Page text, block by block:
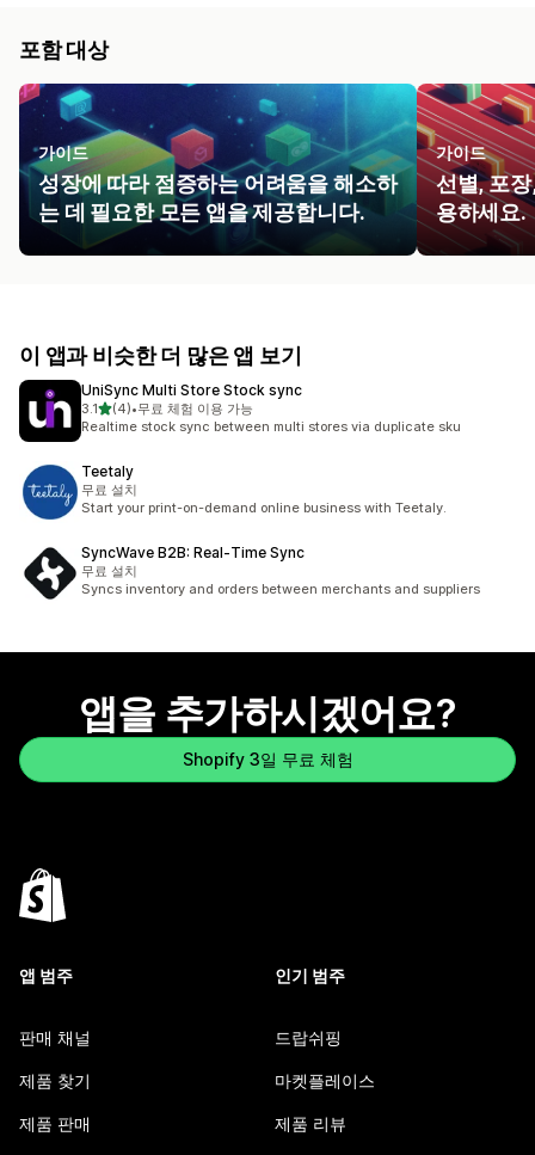
포함 대상
가이드
성장에 따라 점증하는 어려움을 해소하
는 데 필요한 모든 앱을 제공합니다.
가이드
선별, 포
용하세요.
이 앱과 비슷한 더 많은 앱 보기
UniSync Multi Store Stock sync
3.1별 5개 중
(4)
총 리뷰 4개
•무료 체험 이용 가능
Realtime stock sync between multi stores via duplicate sku
Teetaly
무료 설치
Start your print-on-demand online business with Teetaly.
SyncWave B2B: Real‑Time Sync
무료 설치
Syncs inventory and orders between merchants and suppliers
앱을 추가하시겠어요?
Shopify 3일 무료 체험
앱 범주
판매 채널
제품 찾기
제품 판매
인기 범주
드랍쉬핑
마켓플레이스
제품 리뷰